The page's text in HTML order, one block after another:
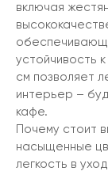
включая
устойчивость
см позволяет
интерьер –
кафе.
Почему стоит
насыщенные
легкость в